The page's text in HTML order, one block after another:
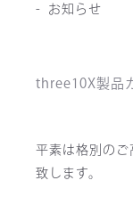
お知らせ
three10X製品
平素は格別の
致します。